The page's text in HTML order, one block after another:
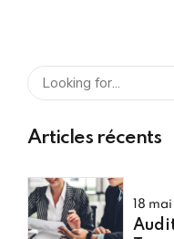
Articles récents
18